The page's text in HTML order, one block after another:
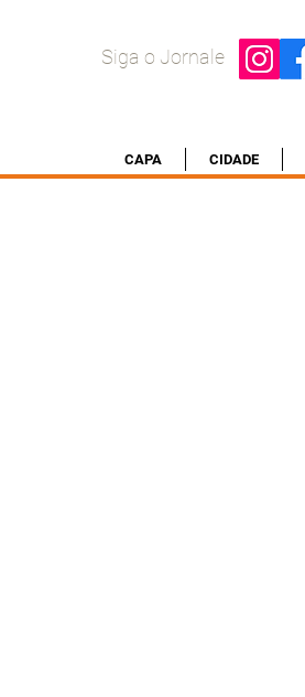
Siga o Jornale
CAPA CIDADE